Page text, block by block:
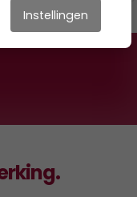
Instellingen